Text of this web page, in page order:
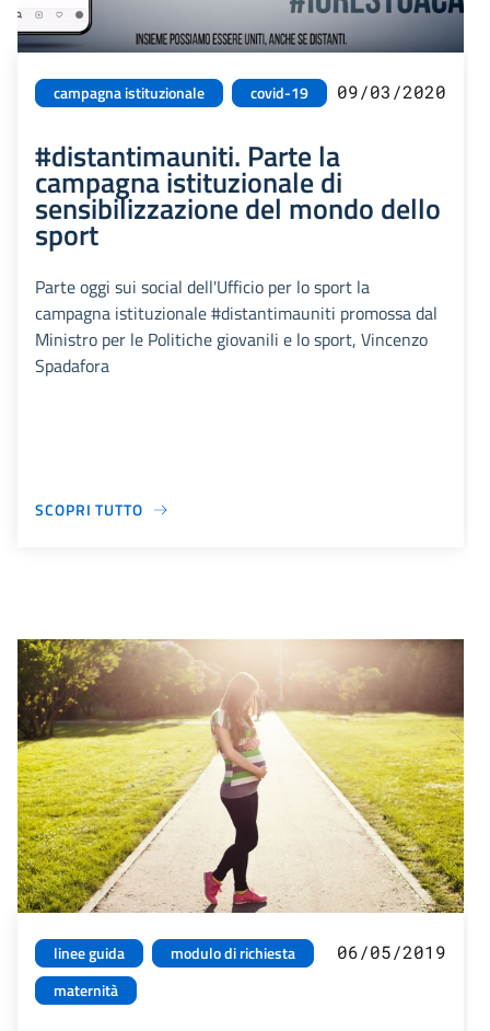
campagna istituzionale covid-19 09/03/2020
#distantimauniti. Parte la
campagna istituzionale di
sensibilizzazione del mondo dello
sport
Parte oggi sui social dell'Ufficio per lo sport la
campagna istituzionale #distantimauniti promossa dal
Ministro per le Politiche giovanili e lo sport, Vincenzo
Spadafora
SCOPRI TUTTO
linee guida
modulo di richiesta
maternità
06/05/2019